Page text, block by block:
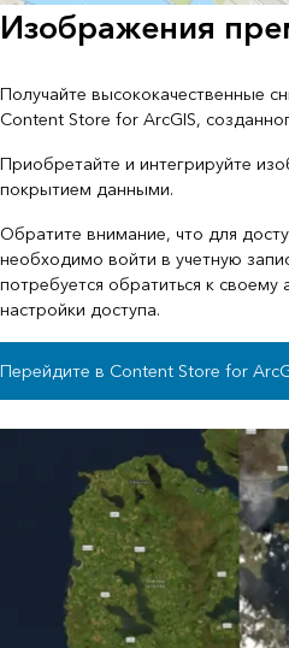
Изображения
Получайте высококачественные
Content Store for ArcGIS,
Приобретайте и интегрируйте
покрытием данными.
Обратите внимание, что для
необходимо войти в учетную
потребуется обратиться к
настройки доступа.
Перейдите в Content Store for